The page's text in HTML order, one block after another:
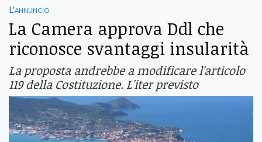
L'annuncio
La Camera approva Ddl che
riconosce svantaggi insularità
La proposta andrebbe a modificare l'articolo
119 della Costituzione. L'iter previsto